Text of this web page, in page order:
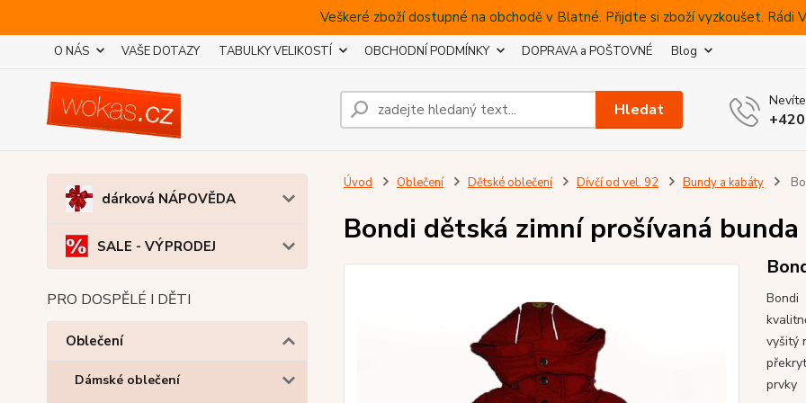
Veškeré zboží dostupné na obchodě v Blatné. Přijdte si zboží vyzkoušet. Rádi
O NÁS VAŠE DOTAZY TABULKY VELIKOSTÍ OBCHODNÍ PODMÍNKY DOPRAVA a POŠTOVNÉ Blog
Hledat
dárková NÁPOVĚDA
SALE - VÝPRODEJ
PRO DOSPĚLÉ I DĚTI
Oblečení
Dámské oblečení
Úvod Oblečení Dětské oblečení Dívčí od vel. 92 Bundy a kabáty
Bondi dětská zimní prošívaná bunda
Bondi
vyšitý
prvky